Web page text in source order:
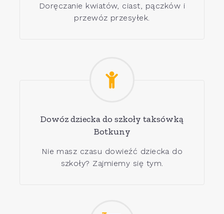
Doręczanie kwiatów, ciast, pączków i
przewóz przesyłek.
Dowóz dziecka do szkoły taksówką
Botkuny
Nie masz czasu dowieźć dziecka do
szkoły? Zajmiemy się tym.